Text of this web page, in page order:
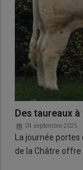
Des taureaux
04 septembre 2025
La journée
de la Châtre offre